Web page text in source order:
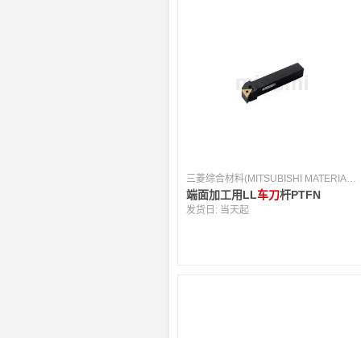
端面加工用LL车刀杆PTFN
发货日: 当天起